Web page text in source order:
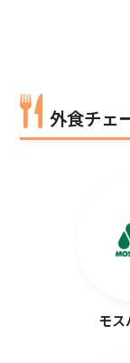
外食チェ
モス